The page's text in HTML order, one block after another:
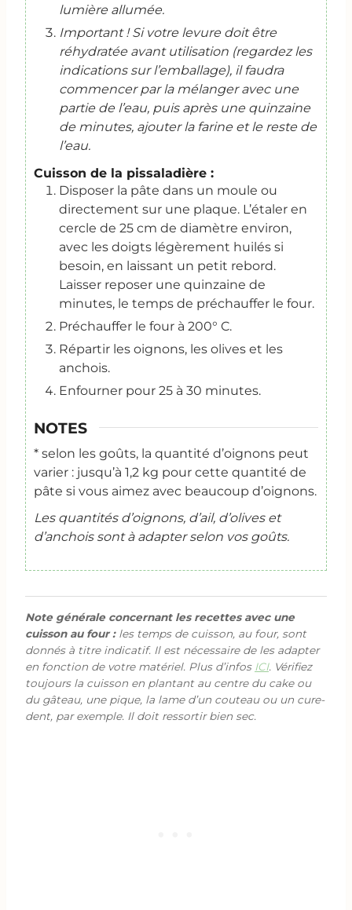
lumière allumée.
Important ! Si votre levure doit être
réhydratée avant utilisation (regardez les
indications sur l’emballage), il faudra
commencer par la mélanger avec une
partie de l’eau, puis après une quinzaine
de minutes, ajouter la farine et le reste de
l’eau.
Cuisson de la pissaladière :
Disposer la pâte dans un moule ou
directement sur une plaque. L’étaler en
cercle de 25 cm de diamètre environ,
avec les doigts légèrement huilés si
besoin, en laissant un petit rebord.
Laisser reposer une quinzaine de
minutes, le temps de préchauffer le four.
Préchauffer le four à 200° C.
Répartir les oignons, les olives et les
anchois.
Enfourner pour 25 à 30 minutes.
NOTES
* selon les goûts, la quantité d’oignons peut
varier : jusqu’à 1,2 kg pour cette quantité de
pâte si vous aimez avec beaucoup d’oignons.
Les quantités d’oignons, d’ail, d’olives et
d’anchois sont à adapter selon vos goûts.
Note générale concernant les recettes avec une
cuisson au four :les temps de cuisson, au four, sont
donnés à titre indicatif. Il est nécessaire de les adapter
en fonction de votre matériel. Plus d’infos ICI. Vérifiez
toujours la cuisson en plantant au centre du cake ou
du gâteau, une pique, la lame d’un couteau ou un cure-
dent, par exemple. Il doit ressortir bien sec.